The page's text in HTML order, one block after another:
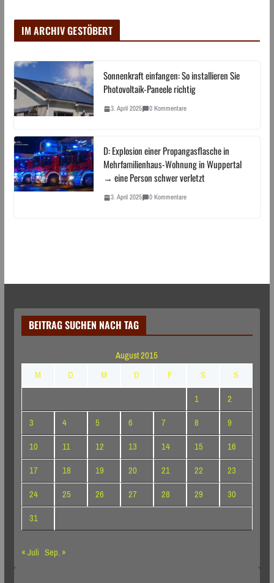
IM ARCHIV GESTÖBERT
Sonnenkraft einfangen: So installieren Sie
Photovoltaik-Paneele richtig
3. April 2025 0 Kommentare
D: Explosion einer Propangasflasche in
Mehrfamilienhaus-Wohnung in Wuppertal
→ eine Person schwer verletzt
3. April 2025 0 Kommentare
BEITRAG SUCHEN NACH TAG
August 2015
M
D M D F S
S
1
2
3
4 5 6 7 8
9
10
11 12 13 14 15
16
17
18 19 20 21 22
23
24
25 26 27 28 29
30
31
« Juli Sep. »